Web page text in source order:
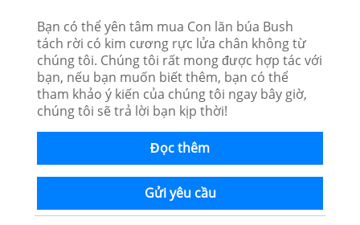
Bạn có thể yên tâm mua Con lăn búa Bush
tách rời có kim cương rực lửa chân không từ
chúng tôi. Chúng tôi rất mong được hợp tác với
bạn, nếu bạn muốn biết thêm, bạn có thể
tham khảo ý kiến ​​của chúng tôi ngay bây giờ,
chúng tôi sẽ trả lời bạn kịp thời!
Đọc thêm
Gửi yêu cầu